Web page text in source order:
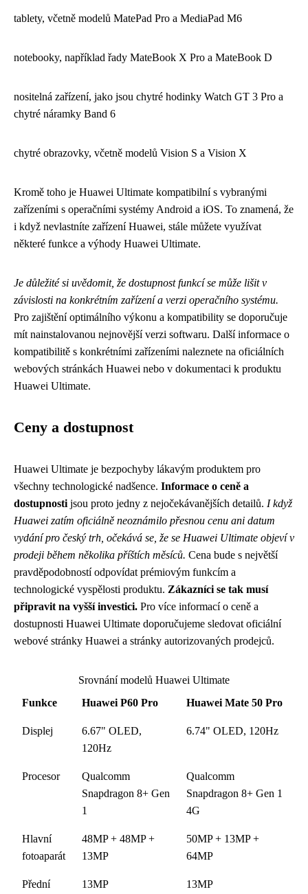
tablety, včetně modelů MatePad Pro a MediaPad M6
notebooky, například řady MateBook X Pro a MateBook D
nositelná zařízení, jako jsou chytré hodinky Watch GT 3 Pro a
chytré náramky Band 6
chytré obrazovky, včetně modelů Vision S a Vision X
Kromě toho je Huawei Ultimate kompatibilní s vybranými
zařízeními s operačními systémy Android a iOS. To znamená, že
i když nevlastníte zařízení Huawei, stále můžete využívat
některé funkce a výhody Huawei Ultimate.
Je důležité si uvědomit, že dostupnost funkcí se může lišit v
závislosti na konkrétním zařízení a verzi operačního systému.
Pro zajištění optimálního výkonu a kompatibility se doporučuje
mít nainstalovanou nejnovější verzi softwaru. Další informace o
kompatibilitě s konkrétními zařízeními naleznete na oficiálních
webových stránkách Huawei nebo v dokumentaci k produktu
Huawei Ultimate.
Ceny a dostupnost
Huawei Ultimate je bezpochyby lákavým produktem pro
všechny technologické nadšence. Informace o ceně a
dostupnosti jsou proto jedny z nejočekávanějších detailů. I když
Huawei zatím oficiálně neoznámilo přesnou cenu ani datum
vydání pro český trh, očekává se, že se Huawei Ultimate objeví v
prodeji během několika příštích měsíců. Cena bude s největší
pravděpodobností odpovídat prémiovým funkcím a
technologické vyspělosti produktu. Zákazníci se tak musí
připravit na vyšší investici. Pro více informací o ceně a
dostupnosti Huawei Ultimate doporučujeme sledovat oficiální
webové stránky Huawei a stránky autorizovaných prodejců.
Srovnání modelů Huawei Ultimate
Funkce
Huawei P60 Pro Huawei Mate 50 Pro
Displej
6.67" OLED,
120Hz
6.74" OLED, 120Hz
Procesor
Qualcomm
Snapdragon 8+ Gen
1
Qualcomm
Snapdragon 8+ Gen 1
4G
Hlavní
fotoaparát
48MP + 48MP +
13MP
50MP + 13MP +
64MP
Přední
13MP 13MP